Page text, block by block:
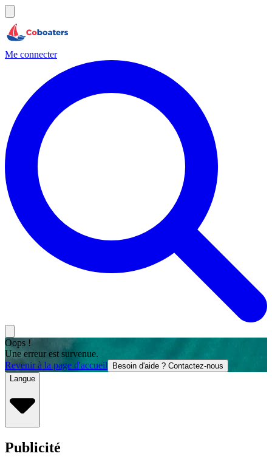
Me connecter
Oops !
Une erreur est survenue.
Revenir à la page d'accueil
Besoin d'aide ? Contactez-nous
Langue
Publicité